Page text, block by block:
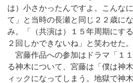
は）小さかったんですよ。こんな
て」と当時の長瀬と同じ２２歳に
み。「（共演は）１５年周期にす
２回しかできないね」と笑わせた。
宮藤作品への参加はドラマ「１
る神木について、宮藤は「僕は神
ィックになってしまう。地獄で神